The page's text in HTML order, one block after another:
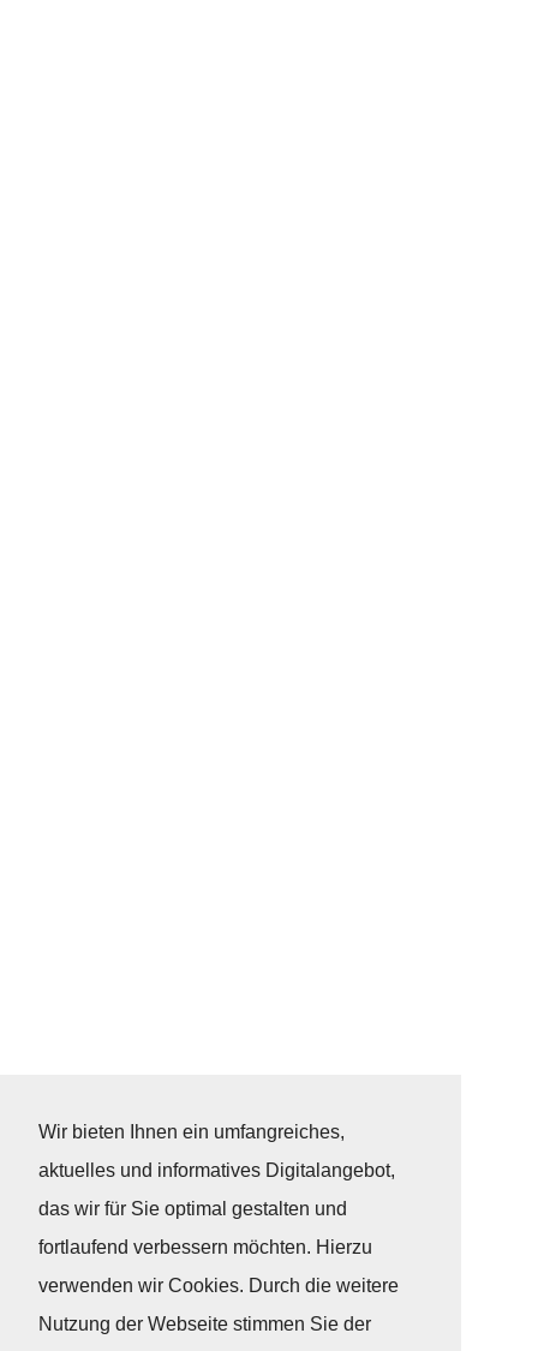
Wir bieten Ihnen ein umfangreiches,
aktuelles und informatives Digitalangebot,
das wir für Sie optimal gestalten und
fortlaufend verbessern möchten. Hierzu
verwenden wir Cookies. Durch die weitere
Nutzung der Webseite stimmen Sie der